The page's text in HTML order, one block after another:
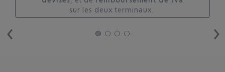
sur les deux terminaux. ​